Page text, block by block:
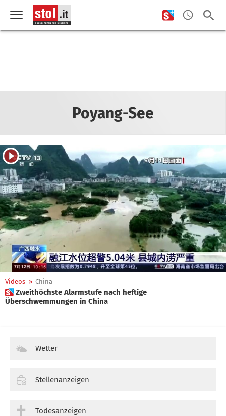
Poyang-See
Videos » China
 Zweithöchste Alarmstufe nach heftige
Überschwemmungen in China
Wetter
Stellenanzeigen
Todesanzeigen